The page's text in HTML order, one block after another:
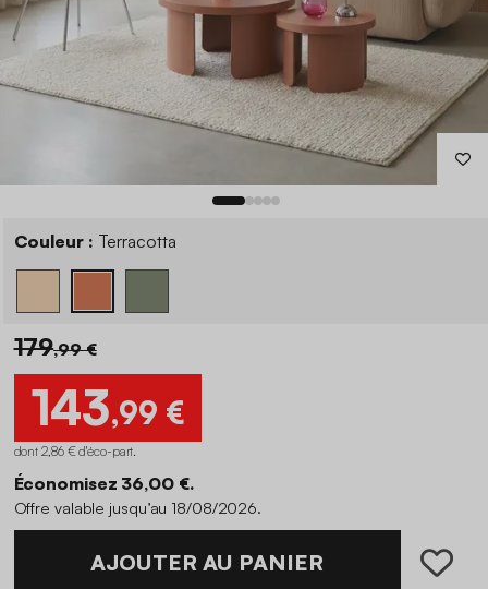
Couleur : Terracotta
179,99 €
143,99 €
dont 2,86 € d'éco-part.
Économisez 36,00 €.
Offre valable jusqu’au 18/08/2026.
AJOUTER AU PANIER